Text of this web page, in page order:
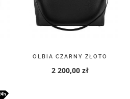
OLBIA CZARNY ZŁOTO
2 200,00 zł